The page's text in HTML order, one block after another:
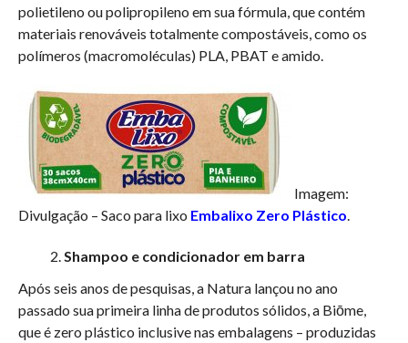
polietileno ou polipropileno em sua fórmula, que contém
materiais renováveis totalmente compostáveis, como os
polímeros (macromoléculas) PLA, PBAT e amido.
Imagem:
Divulgação – Saco para lixo Embalixo Zero Plástico.
Shampoo e condicionador em barra
Após seis anos de pesquisas, a Natura lançou no ano
passado sua primeira linha de produtos sólidos, a Biōme,
que é zero plástico inclusive nas embalagens – produzidas